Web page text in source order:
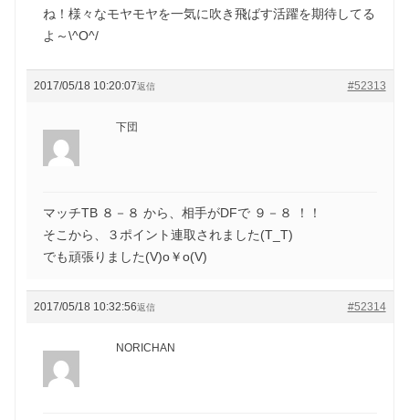
ね！様々なモヤモヤを一気に吹き飛ばす活躍を期待してる
よ～\^O^/
2017/05/18 10:20:07 #52313
返信
下団
マッチTB ８－８ から、相手がDFで ９－８ ！！
そこから、３ポイント連取されました(T_T)
でも頑張りました(V)o￥o(V)
2017/05/18 10:32:56 #52314
返信
NORICHAN